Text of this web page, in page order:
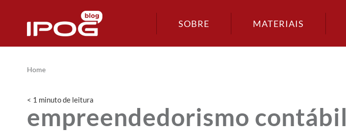
SOBRE MATERIAIS
Home
< 1 minutode leitura
empreendedorismo contábil